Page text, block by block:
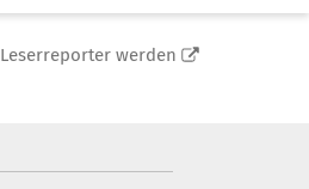
Leserreporter werden